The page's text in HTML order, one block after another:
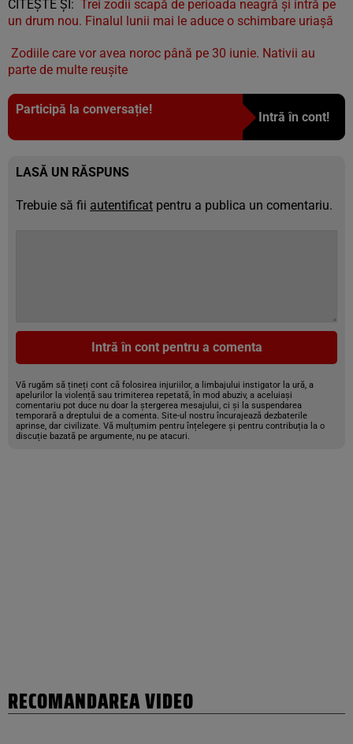
CITEȘTE ȘI: Trei zodii scapă de perioada neagră și intră pe
un drum nou. Finalul lunii mai le aduce o schimbare uriașă
Zodiile care vor avea noroc până pe 30 iunie. Nativii au
parte de multe reușite
Participă la conversație!
Intră în cont!
LASĂ UN RĂSPUNS
Trebuie să fii autentificat pentru a publica un comentariu.
Intră în cont pentru a comenta
Vă rugăm să țineți cont că folosirea injuriilor, a limbajului instigator la ură, a
apelurilor la violență sau trimiterea repetată, în mod abuziv, a aceluiași
comentariu pot duce nu doar la ștergerea mesajului, ci și la suspendarea
temporară a dreptului de a comenta. Site-ul nostru încurajează dezbaterile
aprinse, dar civilizate. Vă mulțumim pentru înțelegere și pentru contribuția la o
discuție bazată pe argumente, nu pe atacuri.
RECOMANDAREA VIDEO